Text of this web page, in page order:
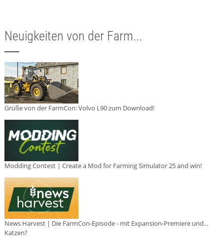
Neuigkeiten von der Farm...
Grüße von der FarmCon: Volvo L90 zum Download!
Modding Contest | Create a Mod for Farming Simulator 25 and win!
News Harvest | Die FarmCon-Episode - mit Expansion-Premiere und...
Katzen?